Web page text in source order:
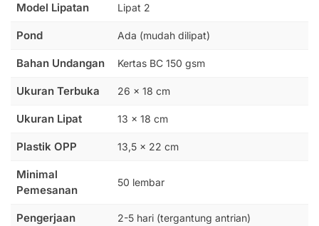
Model Lipatan Lipat 2
Pond Ada (mudah dilipat)
Bahan Undangan Kertas BC 150 gsm
Ukuran Terbuka 26 x 18 cm
Ukuran Lipat 13 x 18 cm
Plastik OPP 13,5 x 22 cm
Minimal
Pemesanan
50 lembar
Pengerjaan 2-5 hari (tergantung antrian)